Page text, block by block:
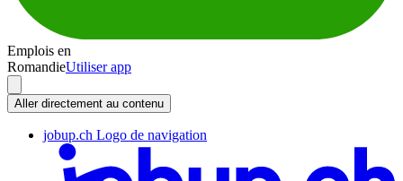
Emplois en
RomandieUtiliser app
Aller directement au contenu
jobup.ch Logo de navigation